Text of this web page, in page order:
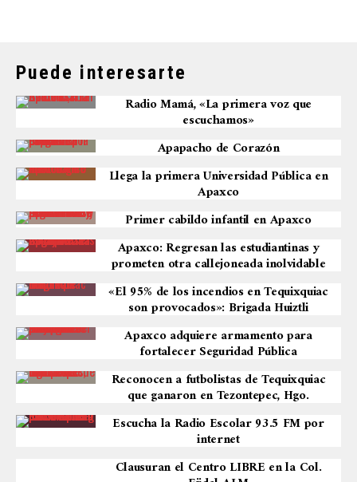
Puede interesarte
Radio Mamá, «La primera voz que
escuchamos»
Apapacho de Corazón
Llega la primera Universidad Pública en
Apaxco
Primer cabildo infantil en Apaxco
Apaxco: Regresan las estudiantinas y
prometen otra callejoneada inolvidable
«El 95% de los incendios en Tequixquiac
son provocados»: Brigada Huiztli
Apaxco adquiere armamento para
fortalecer Seguridad Pública
Reconocen a futbolistas de Tequixquiac
que ganaron en Tezontepec, Hgo.
Escucha la Radio Escolar 93.5 FM por
internet
Clausuran el Centro LIBRE en la Col.